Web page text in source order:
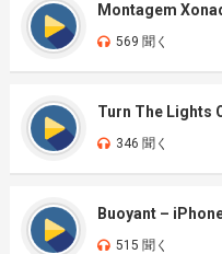
Montagem
569 聞く
Turn The Lights
346 聞く
Buoyant –
515 聞く